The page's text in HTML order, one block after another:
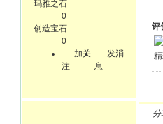
玛雅之石
0
创造宝石
0
加关
注
发消
息
评
分